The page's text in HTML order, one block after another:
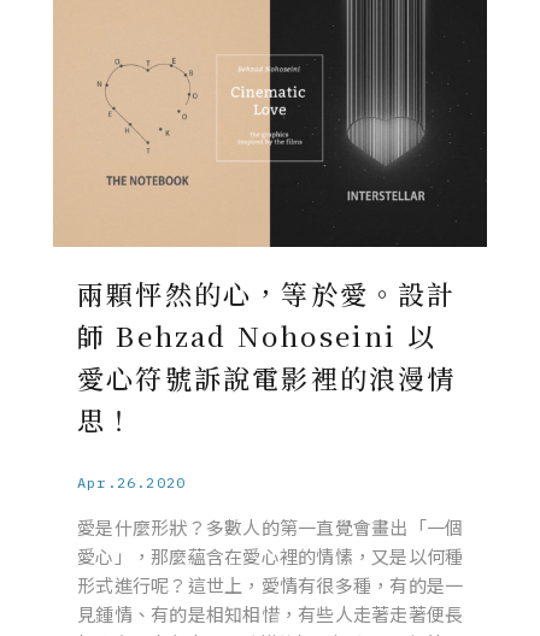
兩顆怦然的心，等於愛。設計
師 Behzad Nohoseini 以
愛心符號訴說電影裡的浪漫情
思！
Apr.26.2020
愛是什麼形狀？多數人的第一直覺會畫出「一個
愛心」，那麼蘊含在愛心裡的情愫，又是以何種
形式進行呢？這世上，愛情有很多種，有的是一
見鍾情、有的是相知相惜，有些人走著走著便長